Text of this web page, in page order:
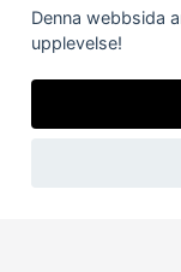
Om cookies
Kontakta oss
Vi är en del av
Denna webbsida
upplevelse!